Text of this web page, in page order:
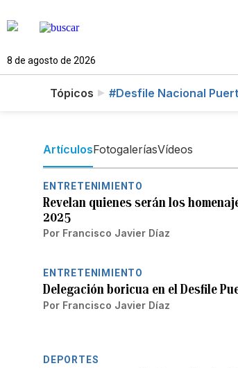
8 de agosto de 2026
Tópicos #Desfile Nacional
ArtículosFotogaleríasVídeos
ENTRETENIMIENTO
Revelan quienes serán los
2025
Por Francisco Javier Díaz
ENTRETENIMIENTO
Delegación boricua en el Desfile
Por Francisco Javier Díaz
DEPORTES